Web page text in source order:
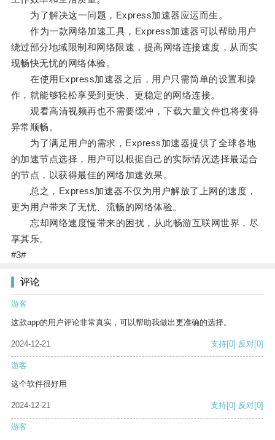
为了解决这一问题，Express加速器应运而生。
作为一款网络加速工具，Express加速器可以帮助用户
绕过部分地域限制和网络限速，提高网络连接速度，从而实
现畅快无忧的网络体验。
在使用Express加速器之后，用户只需简单的设置和操
作，就能够轻松享受到更快、更稳定的网络连接。
观看高清视频再也不需要缓冲，下载大量文件也将变得
异常顺畅。
为了满足用户的需求，Express加速器提供了全球各地
的加速节点选择，用户可以根据自己的实际情况选择最适合
的节点，以获得最佳的网络加速效果。
总之，Express加速器不仅为用户解放了上网的速度，
更为用户带来了无忧、流畅的网络体验。
忘却网络速度慢带来的困扰，从此畅游互联网世界，尽
享其乐。
#3#
评论
游客
这款app的用户评论非常真实，可以帮助我做出更准确的选择。
2024-12-21 支持[0] 反对[0]
游客
这个软件很好用
2024-12-21 支持[0] 反对[0]
游客